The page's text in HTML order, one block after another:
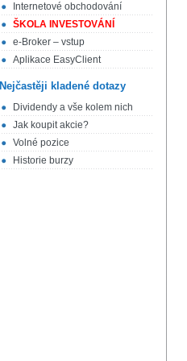
Internetové obchodování
ŠKOLA INVESTOVÁNÍ
e-Broker – vstup
Aplikace EasyClient
Nejčastěji kladené dotazy
Dividendy a vše kolem nich
Jak koupit akcie?
Volné pozice
Historie burzy